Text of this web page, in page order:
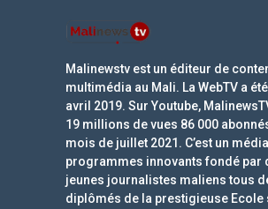
Malinewstv est un éditeur de
multimédia au Mali. La WebTV a
avril 2019. Sur Youtube,
19 millions de vues 86 000
mois de juillet 2021. C’est un
programmes innovants fondé par
jeunes journalistes maliens tous
diplômés de la prestigieuse Ecole